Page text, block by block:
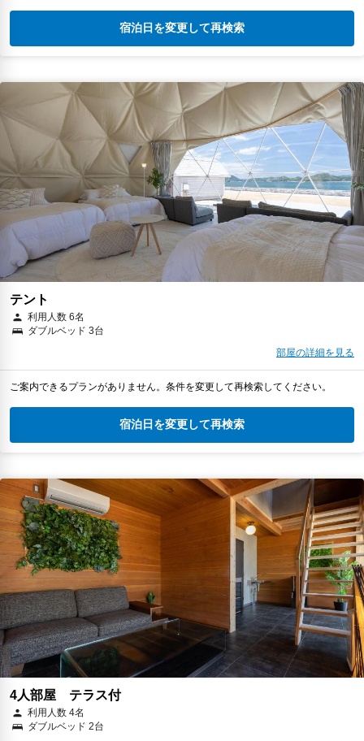
宿泊日を変更して再検索
テント
利用人数 6名
ダブルベッド 3台
部屋の詳細を見る
ご案内できるプランがありません。条件を変更して再検索してください。
宿泊日を変更して再検索
4人部屋 テラス付
利用人数 4名
ダブルベッド 2台